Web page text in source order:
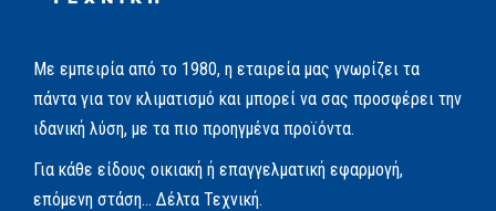
Με εμπειρία από το 1980, η εταιρεία μας γνωρίζει τα
πάντα για τον κλιματισμό και μπορεί να σας προσφέρει την
ιδανική λύση, με τα πιο προηγμένα προϊόντα.
Για κάθε είδους οικιακή ή επαγγελματική εφαρμογή,
επόμενη στάση… Δέλτα Τεχνική.